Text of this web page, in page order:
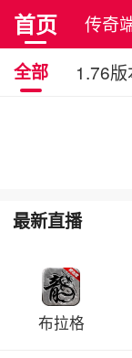
首页 传奇
全部
1.76
最新直播
布拉格